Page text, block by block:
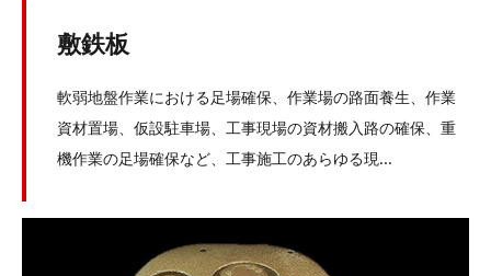
敷鉄板
軟弱地盤作業における足場確保、作業場の路面養生、作業
資材置場、仮設駐車場、工事現場の資材搬入路の確保、重
機作業の足場確保など、工事施工のあらゆる現...